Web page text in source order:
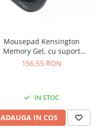
Mousepad Kensington
Memory Gel, cu suport
incheietura, negru
156,55 RON
IN STOC
ADAUGA IN COS